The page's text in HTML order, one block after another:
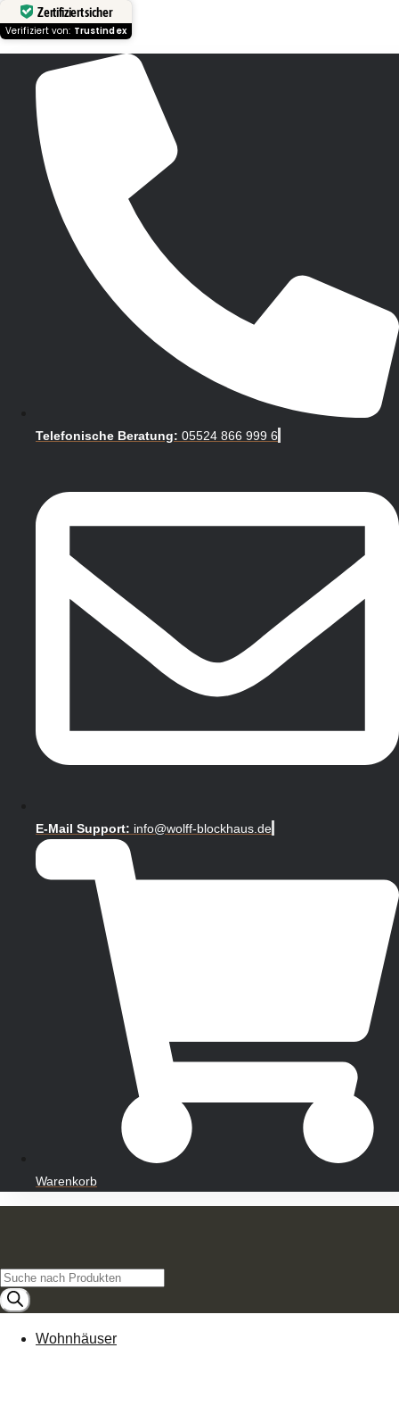
Zertifiziert sicher
Verifiziert von: Trustindex
Telefonische Beratung: 05524 866 999 6
E-Mail Support: info@wolff-blockhaus.de
Warenkorb
Products
search
Wohnhäuser